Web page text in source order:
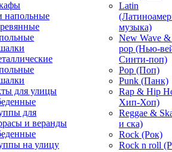
напольные
для улицы
для
и веранды
на улицу
Latin
музыка)
New Wave
pop (Нью-
Синти-поп)
Pop (Поп)
Punk (Панк)
Rap & Hip
Хип-Хоп)
Reggae &
и ска)
Rock (Рок)
Rock n roll